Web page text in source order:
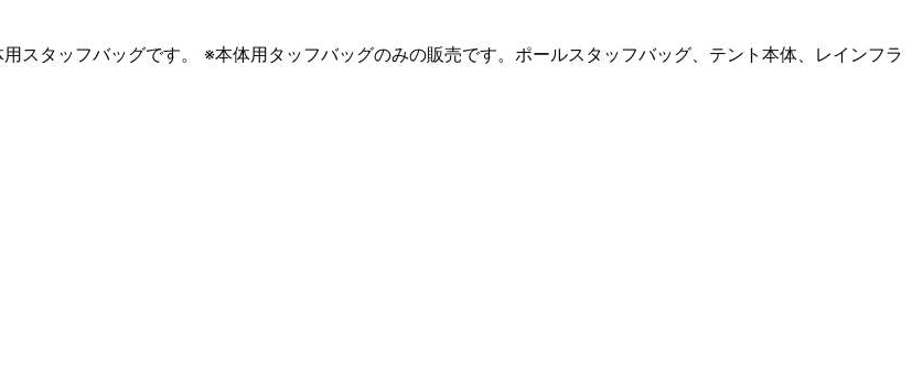
スタッフバッグです。 ※本体用タッフバッグのみの販売です。ポールスタッフバッグ、テント本体、レインフラ